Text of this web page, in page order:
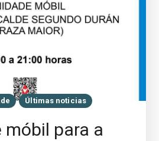
Últimas noticias
móbil para a